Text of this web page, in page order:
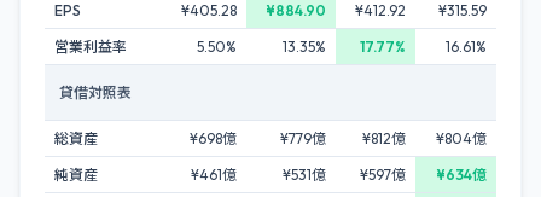
EPS
¥405.28 ¥884.90 ¥412.92
¥315.59
営業利益率
5.50% 13.35% 17.77% 16.61%
貸借対照表
総資産 ¥698億 ¥779億 ¥812億
¥804億
純資産
¥461億 ¥531億 ¥597億
¥634億